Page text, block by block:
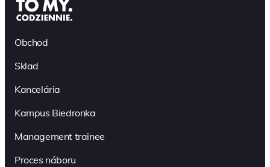
Obchod
Sklad
Kancelária
Kampus Biedronka
Management trainee
Proces náboru